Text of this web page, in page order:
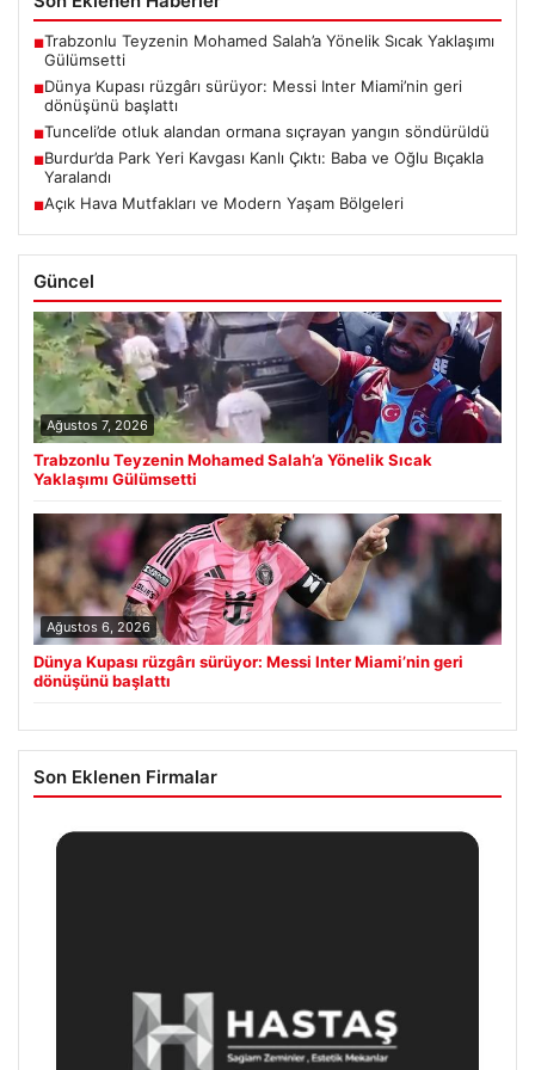
■Trabzonlu Teyzenin Mohamed Salah’a Yönelik Sıcak Yaklaşımı
Gülümsetti
■Dünya Kupası rüzgârı sürüyor: Messi Inter Miami’nin geri
dönüşünü başlattı
■Tunceli’de otluk alandan ormana sıçrayan yangın söndürüldü
■Burdur’da Park Yeri Kavgası Kanlı Çıktı: Baba ve Oğlu Bıçakla
Yaralandı
■Açık Hava Mutfakları ve Modern Yaşam Bölgeleri
Güncel
Ağustos 7, 2026
Trabzonlu Teyzenin Mohamed Salah’a Yönelik Sıcak
Yaklaşımı Gülümsetti
Ağustos 6, 2026
Dünya Kupası rüzgârı sürüyor: Messi Inter Miami’nin geri
dönüşünü başlattı
Son Eklenen Firmalar